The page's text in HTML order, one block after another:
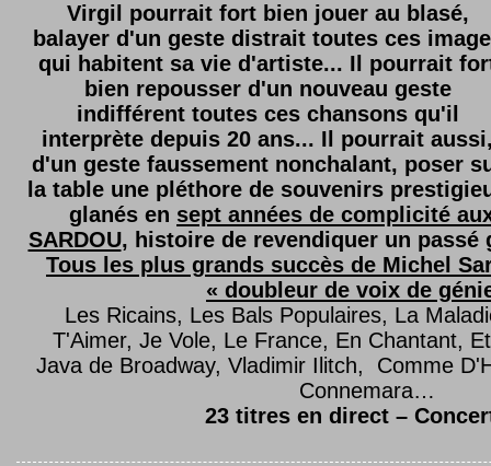
Virgil pourrait fort bien jouer au blasé,
balayer d'un geste distrait toutes ces
qui habitent sa vie d'artiste... Il pourrait
bien repousser d'un nouveau geste
indifférent toutes ces chansons qu'il
interprète depuis 20 ans... Il pourrait
d'un geste faussement nonchalant, poser
la table une pléthore de souvenirs
glanés en sept années de complicité
SARDOU, histoire de revendiquer un passé
Tous les plus grands succès de Michel
« doubleur de voix de
Les Ricains, Les Bals Populaires, La
T'Aimer, Je Vole, Le France, En Chantant,
Java de Broadway, Vladimir Ilitch, Comme
Connemara…
23 titres en direct –